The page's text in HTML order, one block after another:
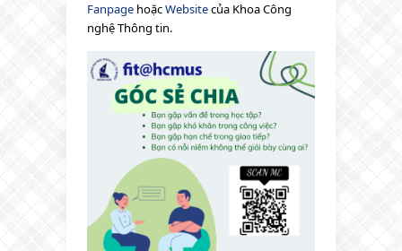
FanpagehoặcWebsitecủa Khoa Công
nghệ Thông tin.